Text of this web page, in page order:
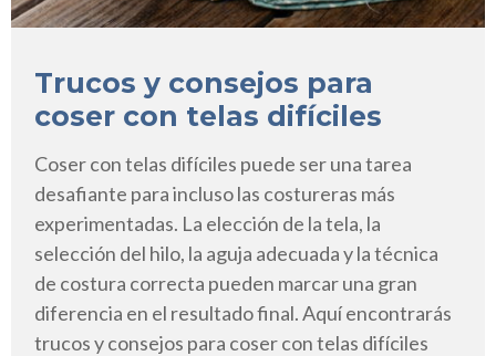
Trucos y consejos para
coser con telas difíciles
Coser con telas difíciles puede ser una tarea
desafiante para incluso las costureras más
experimentadas. La elección de la tela, la
selección del hilo, la aguja adecuada y la técnica
de costura correcta pueden marcar una gran
diferencia en el resultado final. Aquí encontrarás
trucos y consejos para coser con telas difíciles